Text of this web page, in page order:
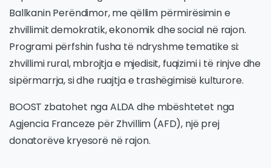
Ballkanin Perëndimor, me qëllim përmirësimin e
zhvillimit demokratik, ekonomik dhe social në rajon.
Programi përfshin fusha të ndryshme tematike si:
zhvillimi rural, mbrojtja e mjedisit, fuqizimi i të rinjve dhe
sipërmarrja, si dhe ruajtja e trashëgimisë kulturore.
BOOST zbatohet nga ALDA dhe mbështetet nga
Agjencia Franceze për Zhvillim (AFD), një prej
donatorëve kryesorë në rajon.